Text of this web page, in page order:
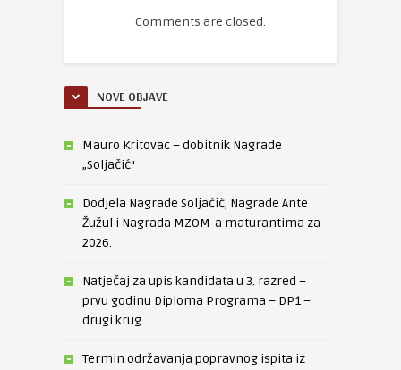
Comments are closed.
NOVE OBJAVE
Mauro Kritovac – dobitnik Nagrade
„Soljačić“
Dodjela Nagrade Soljačić, Nagrade Ante
Žužul i Nagrada MZOM-a maturantima za
2026.
Natječaj za upis kandidata u 3. razred –
prvu godinu Diploma Programa – DP1 –
drugi krug
Termin održavanja popravnog ispita iz